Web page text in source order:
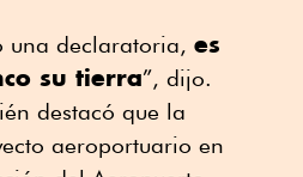
una declaratoria, es
su tierra”, dijo.
destacó que la
aeroportuario en